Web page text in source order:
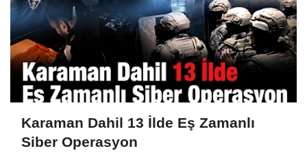
Karaman Dahil 13 İlde Eş Zamanlı
Siber Operasyon